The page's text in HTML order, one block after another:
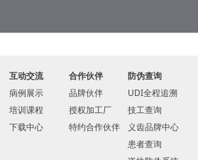
互动交流
病例展示
培训课程
下载中心
合作伙伴
品牌伙伴
授权加工厂
特约合作伙伴
防伪查询
UDI全程追溯
技工查询
义齿品牌中心
患者查询